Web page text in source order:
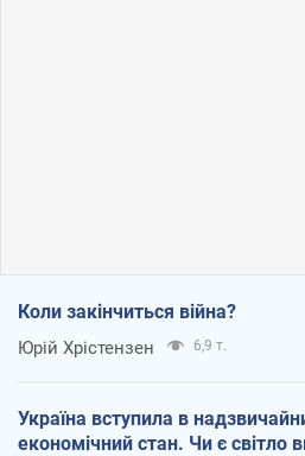
Коли закінчиться війна?
Юрій Хрістензен 6,9 т.
Україна вступила в
економічний стан. Чи є світло